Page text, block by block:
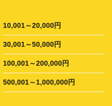
10,001～20,000円
30,001～50,000円
100,001～200,000円
500,001～1,000,000円